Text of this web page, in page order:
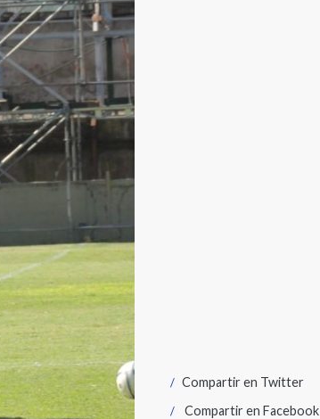
Compartir en Twitter
Compartir en Facebook